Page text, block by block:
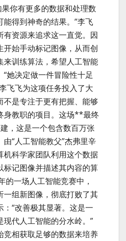
你有更多的数据和处理数
得到神奇的结果。”李飞
有资源来追求这一直觉。因
开始手动标记图像，从而创
来训练算法，希望人工智能
她决定做一件冒险性十足
飞飞为这项任务投入了大
不是专注于更有把握、能够
身教职的项目。这场**最终
，这是一个包含数百万张
“人工智能教父”杰弗里辛
机科学家团队利用这个数据
标记图像并描述其内容的算
的一场人工智能竞赛中，
一组新图像，彻底打败了其
“改善极其显著。这是一
代人工智能的分水岭。”
竞相获取足够的数据来培养